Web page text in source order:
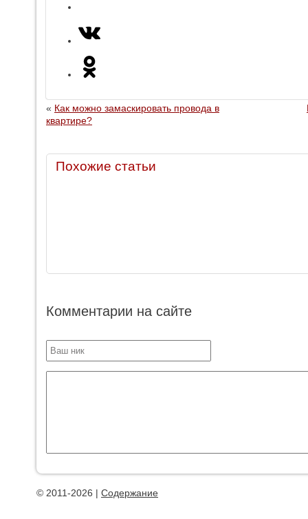
« Как можно замаскировать провода в
квартире?
Похожие статьи
Комментарии на сайте
© 2011-2026 | Содержание